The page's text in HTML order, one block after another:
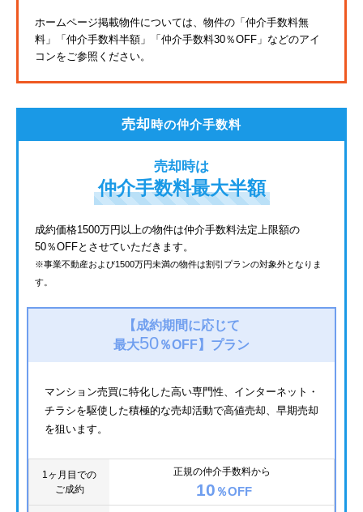
東武東上線
JR鶴見線
京成金町線
ホームページ掲載物件については、物件の「仲介手数料無
料」
「仲介手数料半額」「仲介手数料30％OFF」などのアイ
コンをご参照ください。
売却時の仲介手数料
売却時は
仲介手数料最大半額
成約価格1500万円以上の物件は仲介手数料法定上限額の
50％OFFとさせていただきます。
※事業不動産および1500万円未満の物件は割引プランの対象外となりま
す。
【成約期間に応じて
最大50％OFF】 プラン
マンション売買に特化した高い専門性、インターネット・
チラシを駆使した積極的な売却活動で高値売却、早期売却
を狙います。
1ヶ月目での
ご成約
正規の仲介手数料から
10 ％OFF